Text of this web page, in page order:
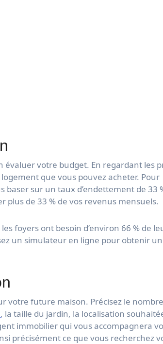
évaluer votre budget. En regardant les
que vous pouvez acheter. Pour
baser sur un taux d’endettement de 33
plus de 33 % de vos revenus mensuels.
foyers ont besoin d’environ 66 % de
un simulateur en ligne pour obtenir
votre future maison. Précisez le
, la taille du jardin, la localisation
immobilier qui vous accompagnera
précisément ce que vous recherchez